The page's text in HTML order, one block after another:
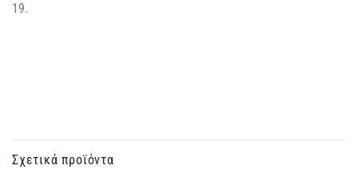
19.
Σχετικά προϊόντα